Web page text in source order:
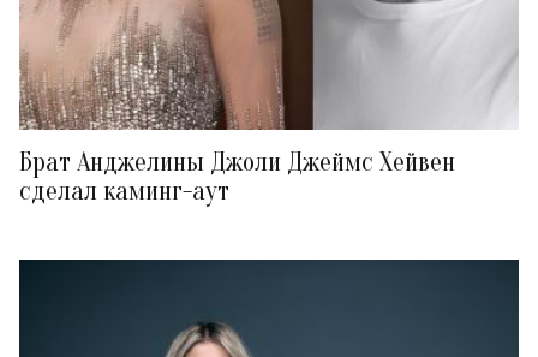
Брат Анджелины Джоли Джеймс Хейвен
сделал каминг-аут